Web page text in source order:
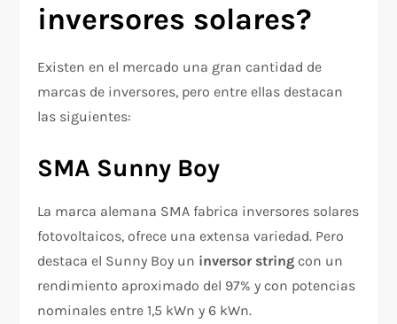
inversores solares?
Existen en el mercado una gran cantidad de
marcas de inversores, pero entre ellas destacan
las siguientes:
SMA Sunny Boy
La marca alemana SMA fabrica inversores solares
fotovoltaicos, ofrece una extensa variedad. Pero
destaca el Sunny Boy un inversor string con un
rendimiento aproximado del 97% y con potencias
nominales entre 1,5 kWn y 6 kWn.